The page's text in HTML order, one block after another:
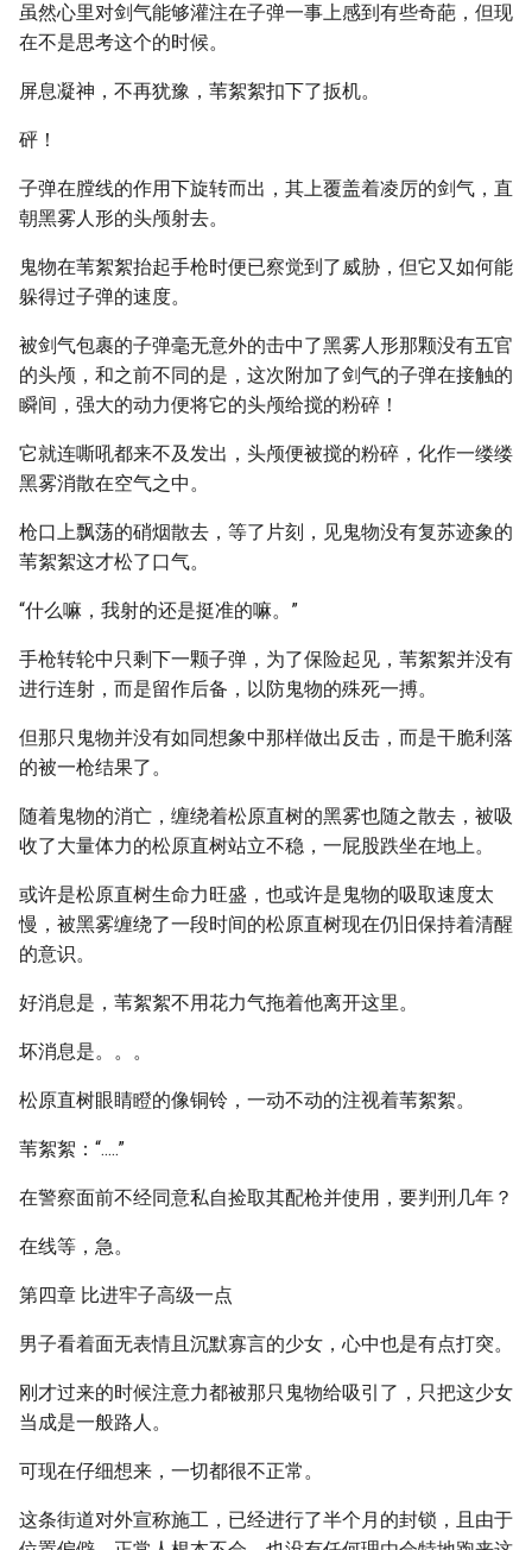
虽然心里对剑气能够灌注在子弹一事上感到有些奇葩，但现
在不是思考这个的时候。
屏息凝神，不再犹豫，苇絮絮扣下了扳机。
砰！
子弹在膛线的作用下旋转而出，其上覆盖着凌厉的剑气，直
朝黑雾人形的头颅射去。
鬼物在苇絮絮抬起手枪时便已察觉到了威胁，但它又如何能
躲得过子弹的速度。
被剑气包裹的子弹毫无意外的击中了黑雾人形那颗没有五官
的头颅，和之前不同的是，这次附加了剑气的子弹在接触的
瞬间，强大的动力便将它的头颅给搅的粉碎！
它就连嘶吼都来不及发出，头颅便被搅的粉碎，化作一缕缕
黑雾消散在空气之中。
枪口上飘荡的硝烟散去，等了片刻，见鬼物没有复苏迹象的
苇絮絮这才松了口气。
“什么嘛，我射的还是挺准的嘛。”
手枪转轮中只剩下一颗子弹，为了保险起见，苇絮絮并没有
进行连射，而是留作后备，以防鬼物的殊死一搏。
但那只鬼物并没有如同想象中那样做出反击，而是干脆利落
的被一枪结果了。
随着鬼物的消亡，缠绕着松原直树的黑雾也随之散去，被吸
收了大量体力的松原直树站立不稳，一屁股跌坐在地上。
或许是松原直树生命力旺盛，也或许是鬼物的吸取速度太
慢，被黑雾缠绕了一段时间的松原直树现在仍旧保持着清醒
的意识。
好消息是，苇絮絮不用花力气拖着他离开这里。
坏消息是。。。
松原直树眼睛瞪的像铜铃，一动不动的注视着苇絮絮。
苇絮絮：“.....”
在警察面前不经同意私自捡取其配枪并使用，要判刑几年？
在线等，急。
第四章 比进牢子高级一点
男子看着面无表情且沉默寡言的少女，心中也是有点打突。
刚才过来的时候注意力都被那只鬼物给吸引了，只把这少女
当成是一般路人。
可现在仔细想来，一切都很不正常。
这条街道对外宣称施工，已经进行了半个月的封锁，且由于